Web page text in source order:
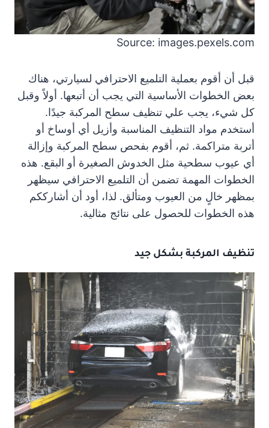
Source: images.pexels.com
قبل أن أقوم بعملية التلميع الاحترافي لسيارتي، هناك
بعض الخطوات الأساسية التي يجب أن أتبعها. أولاً وقبل
كل شيء، يجب علي تنظيف سطح المركبة جيدًا.
أستخدم مواد التنظيف المناسبة وأزيل أي أوساخ أو
أتربة متراكمة. ثم، أقوم بفحص سطح المركبة وإزالة
أي عيوب سطحية مثل الخدوش الصغيرة أو البقع. هذه
الخطوات المهمة تضمن أن التلميع الاحترافي سيظهر
بمظهر خالٍ من العيوب ومتألق. لذا، أود أن أشارككم
هذه الخطوات للحصول على نتائج مثالية.
تنظيف المركبة بشكل جيد